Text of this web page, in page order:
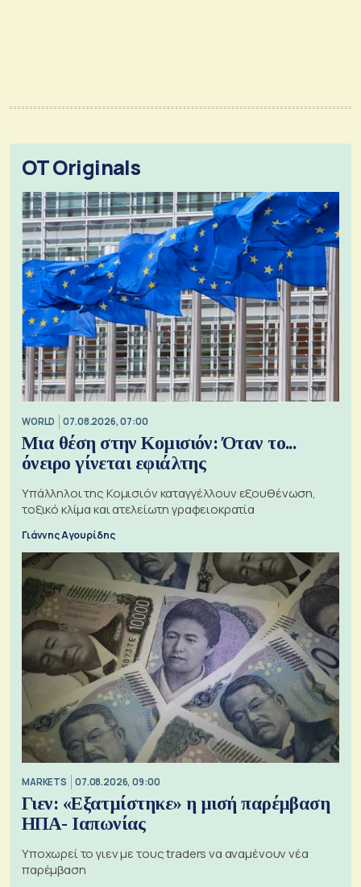
OT Originals
WORLD 07.08.2026, 07:00
Μια θέση στην Κομισιόν: Όταν το...
όνειρο γίνεται εφιάλτης
Υπάλληλοι της Κομισιόν καταγγέλλουν εξουθένωση,
τοξικό κλίμα και ατελείωτη γραφειοκρατία
Γιάννης Αγουρίδης
MARKETS 07.08.2026, 09:00
Γιεν: «Εξατμίστηκε» η μισή παρέμβαση
ΗΠΑ- Ιαπωνίας
Υποχωρεί το γιεν με τους traders να αναμένουν νέα
παρέμβαση